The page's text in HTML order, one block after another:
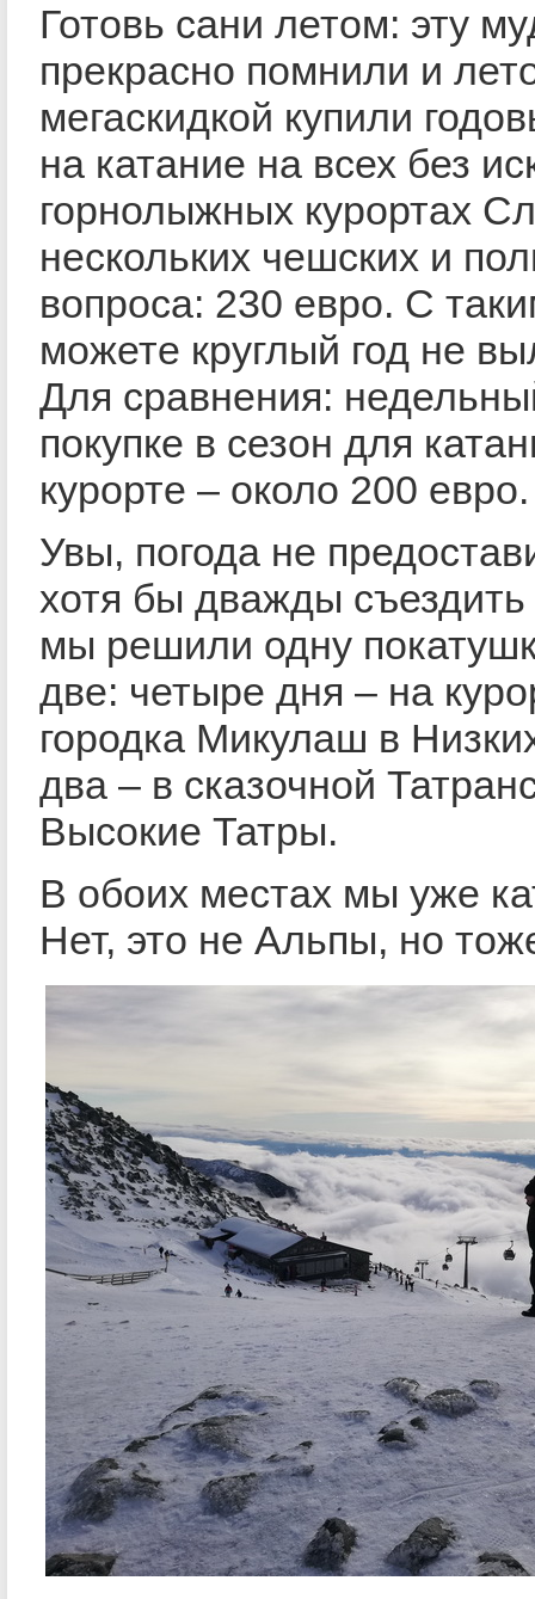
Готовь сани летом: эту
прекрасно помнили и
мегаскидкой купили
на катание на всех без
горнолыжных курортах
нескольких чешских и
вопроса: 230 евро. С
можете круглый год не
Для сравнения:
покупке в сезон для
курорте – около 200 евро.
Увы, погода не
хотя бы дважды
мы решили одну
две: четыре дня – на
городка Микулаш в
два – в сказочной
Высокие Татры.
В обоих местах мы уже
Нет, это не Альпы, но